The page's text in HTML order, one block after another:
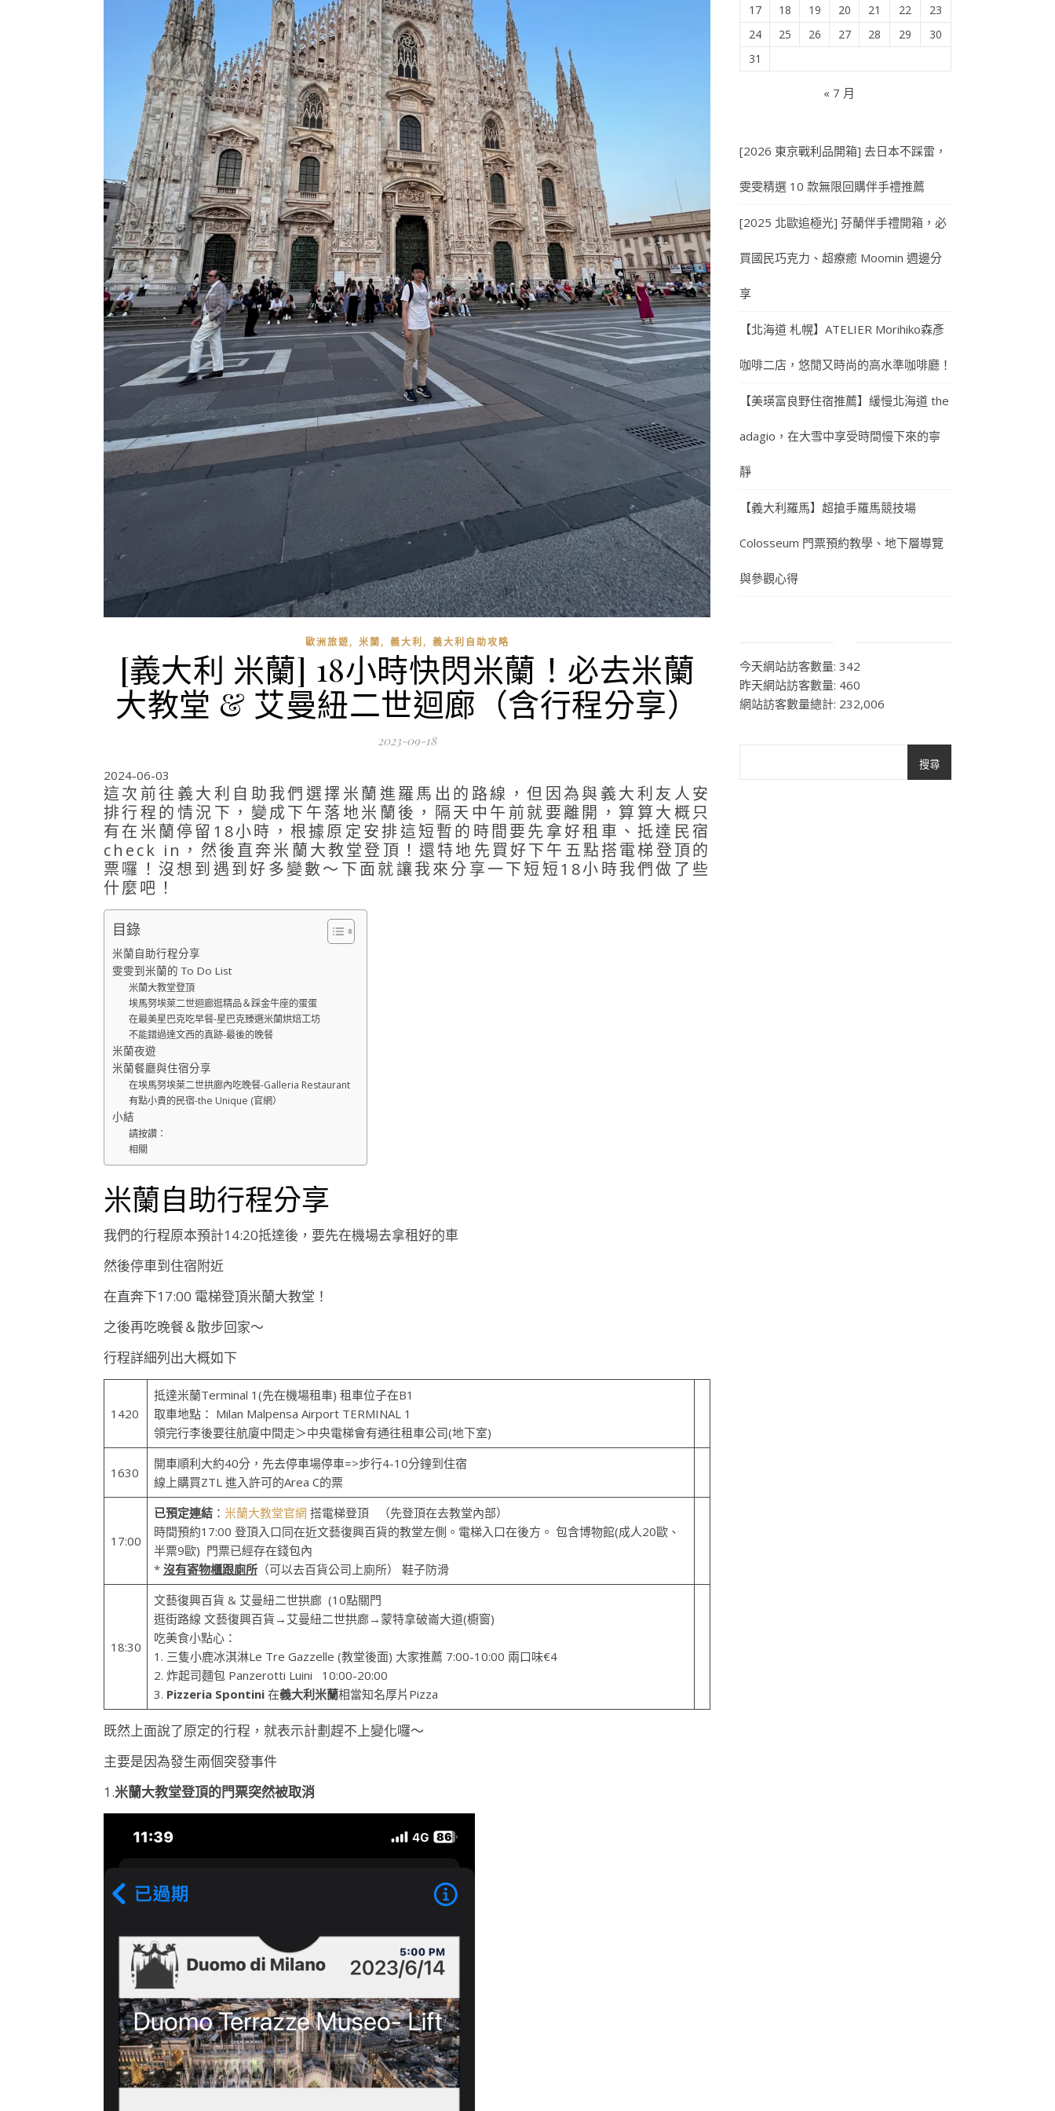
歐洲旅遊, 米蘭, 義大利 , 義大利自助攻略
[義大利 米蘭] 18小時快閃米蘭！必去米蘭
大教堂 & 艾曼紐二世迴廊（含行程分享）
2023-09-18
2024-06-03
這次前往義大利自助我們選擇米蘭進羅馬出的路線，但因為與義大利友人安
排行程的情況下，變成下午落地米蘭後，隔天中午前就要離開，算算大概只
有在米蘭停留18小時，根據原定安排這短暫的時間要先拿好租車、抵達民宿
check in，然後直奔米蘭大教堂登頂！還特地先買好下午五點搭電梯登頂的
票囉！沒想到遇到好多變數～下面就讓我來分享一下短短18小時我們做了些
什麼吧！
目錄
米蘭自助行程分享
雯雯到米蘭的 To Do List
米蘭大教堂登頂
埃馬努埃萊二世迴廊逛精品＆踩金牛座的蛋蛋
在最美星巴克吃早餐-星巴克臻選米蘭烘焙工坊
不能錯過達文西的真跡-最後的晚餐
米蘭夜遊
米蘭餐廳與住宿分享
在埃馬努埃萊二世拱廊內吃晚餐-Galleria Restaurant
有點小貴的民宿-the Unique (官網）
小結
請按讚：
相關
米蘭自助行程分享
我們的行程原本預計14:20抵達後，要先在機場去拿租好的車
然後停車到住宿附近
在直奔下17:00 電梯登頂米蘭大教堂！
之後再吃晚餐＆散步回家～
行程詳細列出大概如下
1420
抵達米蘭Terminal 1(先在機場租車) 租車位子在B1
取車地點： Milan Malpensa Airport TERMINAL 1
領完行李後要往航廈中間走＞中央電梯會有通往租車公司(地下室)
1630
開車順利大約40分，先去停車場停車=>步行4-10分鐘到住宿
線上購買ZTL 進入許可的Area C的票
17:00
已預定連結： 米蘭大教堂官網 搭電梯登頂 （先登頂在去教堂內部）
時間預約17:00 登頂入口同在近文藝復興百貨的教堂左側。電梯入口在後方。 包含博物館(成人20歐、
半票9歐) 門票已經存在錢包內
* 沒有寄物櫃跟廁所（可以去百貨公司上廁所） 鞋子防滑
18:30
文藝復興百貨 & 艾曼紐二世拱廊 (10點關門
逛街路線 文藝復興百貨→艾曼紐二世拱廊→蒙特拿破崙大道(櫥窗)
吃美食小點心：
1. 三隻小鹿冰淇淋Le Tre Gazzelle (教堂後面) 大家推薦 7:00-10:00 兩口味€4
2. 炸起司麵包 Panzerotti Luini 10:00-20:00
3. Pizzeria Spontini在義大利米蘭相當知名厚片Pizza
既然上面說了原定的行程，就表示計劃趕不上變化囉～
主要是因為發生兩個突發事件
1.米蘭大教堂登頂的門票突然被取消
17 18 19 20 21 22
23
24
25 26 27 28 29
30
31
« 7 月
[2026 東京戰利品開箱] 去日本不踩雷，
雯雯精選 10 款無限回購伴手禮推薦
[2025 北歐追極光] 芬蘭伴手禮開箱，必
買國民巧克力、超療癒 Moomin 週邊分
享
【北海道 札幌】ATELIER Morihiko森彥
咖啡二店，悠閒又時尚的高水準咖啡廳！
【美瑛富良野住宿推薦】緩慢北海道 the
adagio，在大雪中享受時間慢下來的寧
靜
【義大利羅馬】超搶手羅馬競技場
Colosseum 門票預約教學、地下層導覽
與參觀心得
今天網站訪客數量: 342
昨天網站訪客數量: 460
網站訪客數量總計: 232,006
搜尋